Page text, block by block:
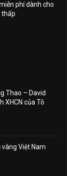
phí dành cho
thấp
Thao – David
XHCN của Tô
Việt Nam